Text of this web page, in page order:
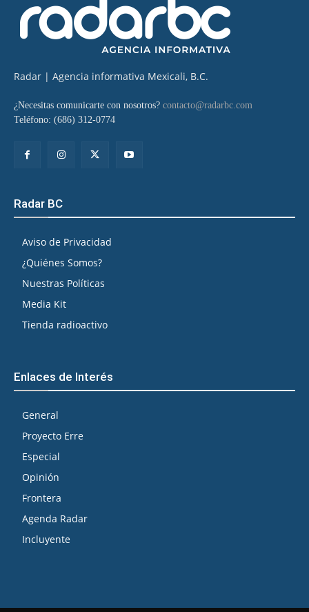
Radar | Agencia informativa Mexicali, B.C.
¿Necesitas comunicarte con nosotros? contacto@radarbc.com
Teléfono: (686) 312-0774
Radar BC
Aviso de Privacidad
¿Quiénes Somos?
Nuestras Políticas
Media Kit
Tienda radioactivo
Enlaces de Interés
General
Proyecto Erre
Especial
Opinión
Frontera
Agenda Radar
Incluyente